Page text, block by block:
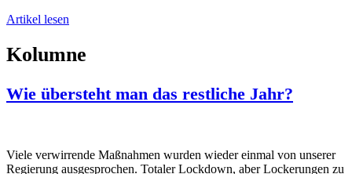
Artikel lesen
Kolumne
Wie übersteht man das restliche Jahr?
Viele verwirrende Maßnahmen wurden wieder einmal von unserer
Regierung ausgesprochen. Totaler Lockdown, aber Lockerungen zu